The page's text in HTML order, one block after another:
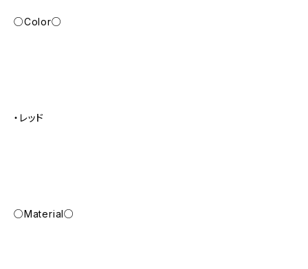
○Color○
・レッド
○Material○